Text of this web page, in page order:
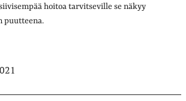
hoitoa tarvitseville se näkyy
puutteena.